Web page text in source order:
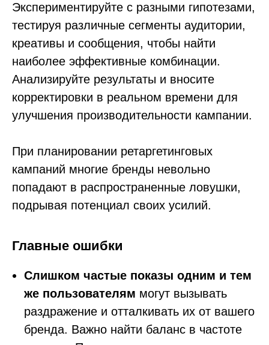
Экспериментируйте с разными гипотезами,
тестируя различные сегменты аудитории,
креативы и сообщения, чтобы найти
наиболее эффективные комбинации.
Анализируйте результаты и вносите
корректировки в реальном времени для
улучшения производительности кампании.
При планировании ретаргетинговых
кампаний многие бренды невольно
попадают в распространенные ловушки,
подрывая потенциал своих усилий.
Главные ошибки
Слишком частые показы одним и тем
же пользователям могут вызывать
раздражение и отталкивать их от вашего
бренда. Важно найти баланс в частоте